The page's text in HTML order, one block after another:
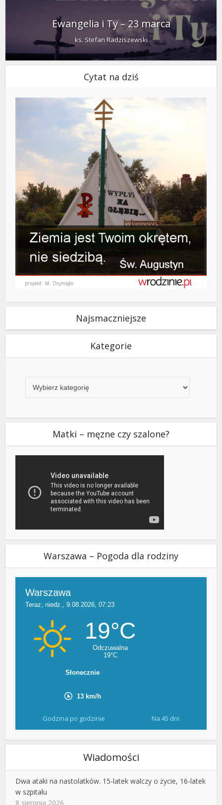
Ewangelia i Ty – 23 marca
ks. Stefan Radziszewski
Cytat na dziś
Najsmaczniejsze
Kategorie
Matki – męzne czy szalone?
Warszawa – Pogoda dla rodziny
Godzina po godzinie Na 45 dni
Wiadomości
Dwa ataki na nastolatków. 15-latek walczy o życie, 16-latek
w szpitalu
8 sierpnia 2026